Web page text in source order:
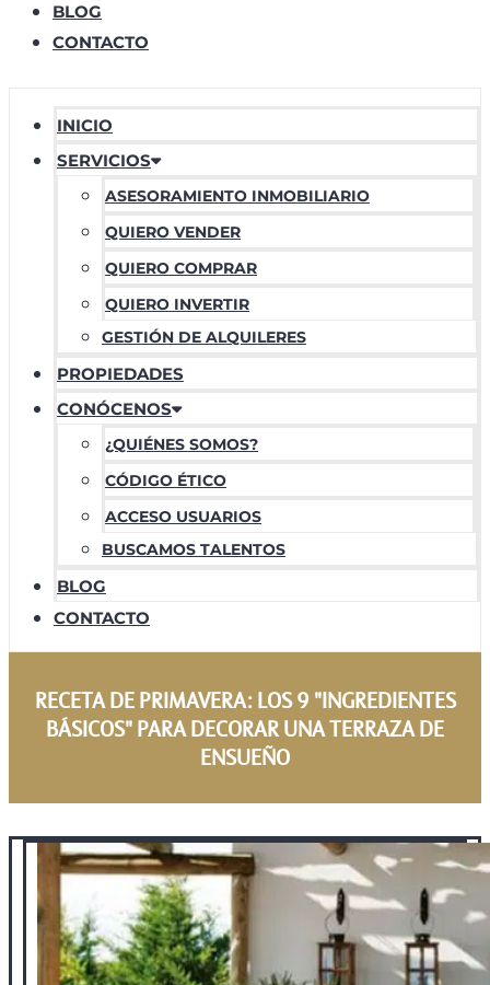
BLOG
CONTACTO
INICIO
SERVICIOS
ASESORAMIENTO INMOBILIARIO
QUIERO VENDER
QUIERO COMPRAR
QUIERO INVERTIR
GESTIÓN DE ALQUILERES
PROPIEDADES
CONÓCENOS
¿QUIÉNES SOMOS?
CÓDIGO ÉTICO
ACCESO USUARIOS
BUSCAMOS TALENTOS
BLOG
CONTACTO
RECETA DE PRIMAVERA: LOS 9 "INGREDIENTES
BÁSICOS" PARA DECORAR UNA TERRAZA DE
ENSUEÑO